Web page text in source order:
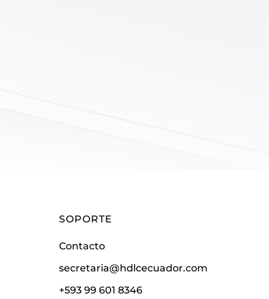
SOPORTE
Contacto
secretaria@hdlcecuador.com
+593 99 601 8346